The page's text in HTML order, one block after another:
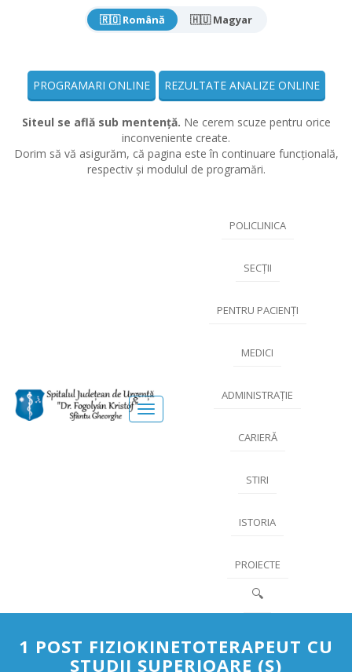
🇷🇴 Română 🇭🇺 Magyar
PROGRAMARI ONLINE REZULTATE ANALIZE ONLINE
Siteul se află sub mentență. Ne cerem scuze pentru orice
inconveniente create.
Dorim să vă asigurăm, că pagina este în continuare funcțională,
respectiv și modulul de programări.
Meniu
POLICLINICA
SECȚII
PENTRU PACIENȚI
MEDICI
ADMINISTRAȚIE
CARIERĂ
STIRI
ISTORIA
PROIECTE
🔍
1 POST FIZIOKINETOTERAPEUT CU
STUDII SUPERIOARE (S)